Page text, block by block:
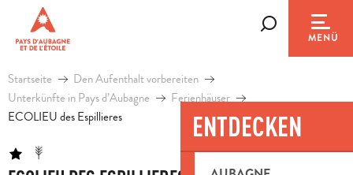
contenu
principal
MENÜ
ENTDECKEN
Startseite
Den Aufenthalt vorbereiten
Unterkünfte in Pays d’Aubagne
Ferienhäuser
ECOLIEU des Espillieres